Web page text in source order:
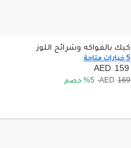
كيك بالفواكه وشرائح اللوز
5 خيارات متاحة
159
169
5 خصم